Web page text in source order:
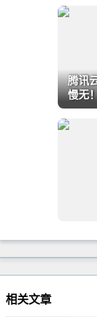
腾讯
慢无
相关文章